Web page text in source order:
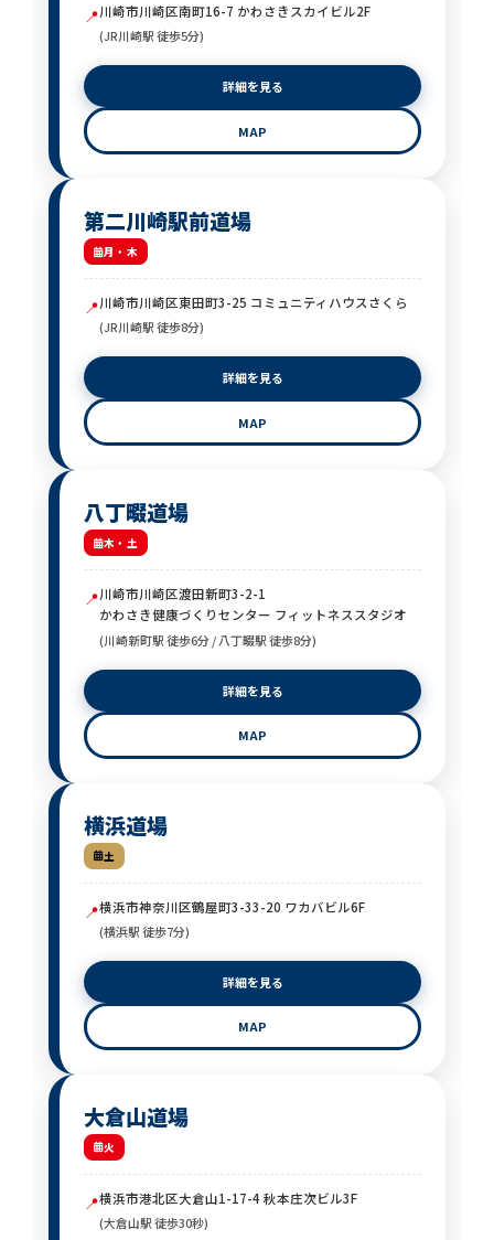
📍川崎市川崎区南町16-7 かわさきスカイビル2F
(JR川崎駅 徒歩5分)
詳細を見る
MAP
第二川崎駅前道場
月・木
📍川崎市川崎区東田町3-25 コミュニティハウスさくら
(JR川崎駅 徒歩8分)
詳細を見る
MAP
八丁畷道場
木・土
📍川崎市川崎区渡田新町3-2-1
かわさき健康づくりセンター フィットネススタジオ
(川崎新町駅 徒歩6分 / 八丁畷駅 徒歩8分)
詳細を見る
MAP
横浜道場
土
📍横浜市神奈川区鶴屋町3-33-20 ワカバビル6F
(横浜駅 徒歩7分)
詳細を見る
MAP
大倉山道場
火
📍横浜市港北区大倉山1-17-4 秋本庄次ビル3F
(大倉山駅 徒歩30秒)